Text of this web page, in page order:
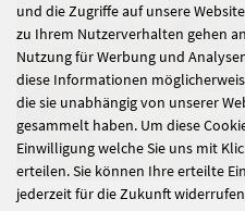
und die Zugriffe auf unsere
zu Ihrem Nutzerverhalten gehen
Nutzung für Werbung und
diese Informationen
die sie unabhängig von unserer
gesammelt haben. Um diese
Einwilligung welche Sie uns mit
erteilen. Sie können Ihre erteilte
jederzeit für die Zukunft